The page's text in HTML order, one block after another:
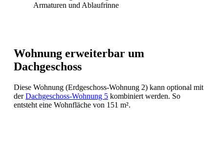
Armaturen und Ablaufrinne
Wohnung erweiterbar um
Dachgeschoss
Diese Wohnung (Erdgeschoss-Wohnung 2) kann optional mit
derDachgeschoss-Wohnung 5 kombiniert werden. So
entsteht eine Wohnfläche von 151 m².